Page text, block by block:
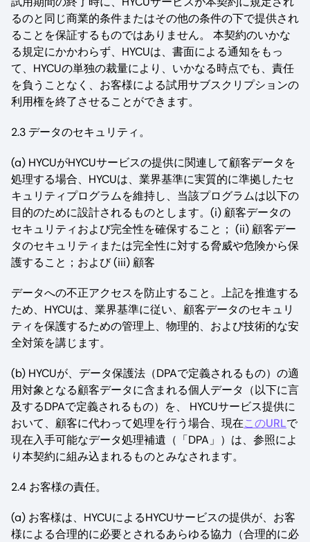
るのと同じ商業的条件またはその他の条件の下で提供され
ることを保証するものではありません。 本契約のいかな
る規定にかかわらず、HYCUは、書面による通知をもっ
て、HYCUの単独の裁量により、いかなる時点でも、責任
を負うことなく、お客様による試用サブスクリプションの
利用権を終了させることができます。
2.3 データのセキュリティ。
(a) HYCUがHYCUサービスの提供に関連して顧客データを
処理する場合、HYCUは、業界基準に実質的に準拠したセ
キュリティプログラムを維持し、当該プログラムは以下の
目的のために設計されるものとします。(i) 顧客データの
セキュリティおよび完全性を確保すること； (ii) 顧客デー
タのセキュリティまたは完全性に対する脅威や危険から保
護すること；および (iii) 顧客
データへの不正アクセスを防止すること。上記を推進する
ため、HYCUは、業界基準に従い、顧客データのセキュリ
ティを保護するための管理上、物理的、および技術的な安
全対策を講じます。
(b) HYCUが、データ保護法（DPAで定義されるもの）の適
用対象となる顧客データに含まれる個人データ（以下に言
及するDPAで定義されるもの）を、 HYCUサービス提供に
おいて、顧客に代わって処理を行う場合、現在このURLで
現在入手可能なデータ処理補遺（「DPA」）は、参照によ
り本契約に組み込まれるものとみなされます。
2.4 お客様の責任。
(a) お客様は、HYCUによるHYCUサービスの提供が、お客
様による合理的に必要とされるあらゆる協力（合理的に必